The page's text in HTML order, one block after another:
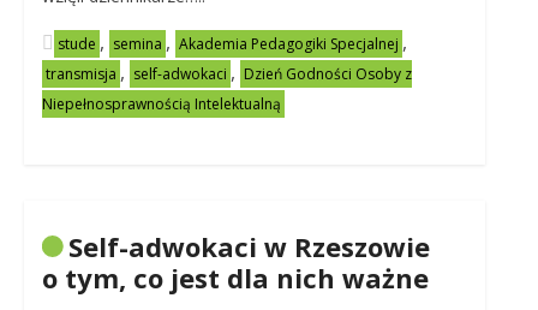
stude , semina , Akademia Pedagogiki Specjalnej ,
transmisja , self-adwokaci , Dzień Godności Osoby z
Niepełnosprawnością Intelektualną
Self-adwokaci w Rzeszowie
o tym, co jest dla nich ważne